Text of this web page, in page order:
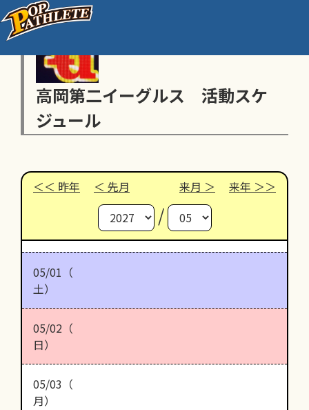
高岡第二イーグルス 活動スケ
ジュール
昨年 先月 来月 来年
/
05/01（
土）
05/02（
日）
05/03（
月）